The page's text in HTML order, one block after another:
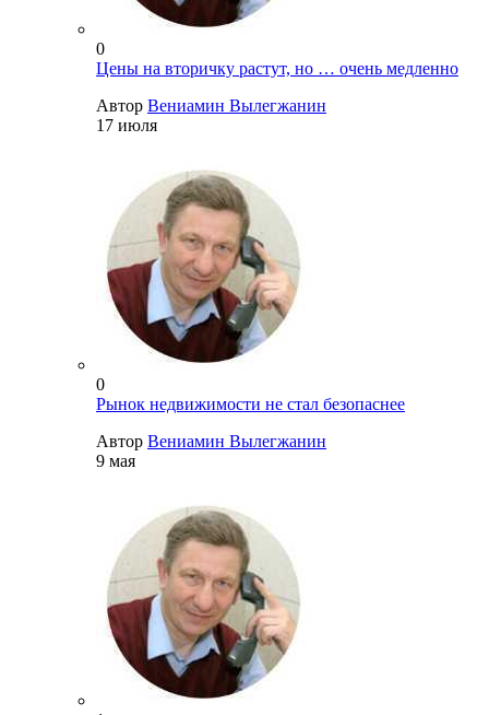
0
Цены на вторичку растут, но … очень медленно
Автор Вениамин Вылегжанин
17 июля
0
Рынок недвижимости не стал безопаснее
Автор Вениамин Вылегжанин
9 мая